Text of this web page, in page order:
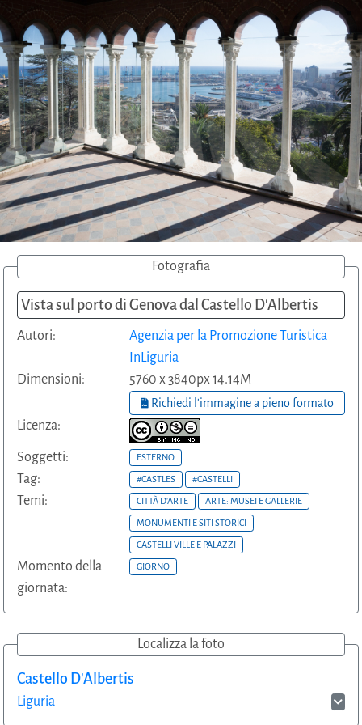
Fotografia
Vista sul porto di Genova dal Castello D'Albertis
Autori:
Agenzia per la Promozione Turistica
InLiguria
Dimensioni:
5760 x 3840px 14.14M
Richiedi l'immagine a pieno formato
Licenza:
Soggetti: ESTERNO
Tag: #CASTLES #CASTELLI
Temi: CITTÀ D'ARTE ARTE: MUSEI E GALLERIE
MONUMENTI E SITI STORICI
CASTELLI VILLE E PALAZZI
Momento della
giornata:
GIORNO
Localizza la foto
Castello D'Albertis
Liguria